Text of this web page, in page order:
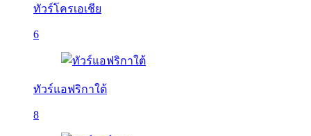
ทัวร์โครเอเชีย
6
ทัวร์แอฟริกาใต้
8